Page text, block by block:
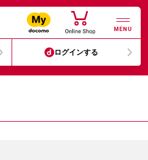
MENU
ログインする